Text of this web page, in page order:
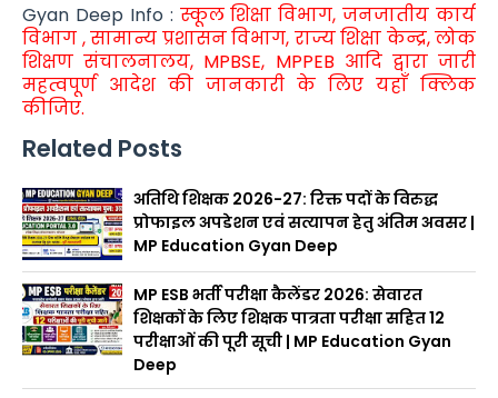
Gyan Deep Info : स्कूल शिक्षा विभाग, जनजातीय कार्य
विभाग , सामान्य प्रशासन विभाग, राज्य शिक्षा केन्द्र, लोक
शिक्षण संचालनालय, MPBSE, MPPEB आदि द्वारा जारी
महत्वपूर्ण आदेश की जानकारी के लिए यहाँ क्लिक
कीजिए.
Related Posts
अतिथि शिक्षक 2026-27: रिक्त पदों के विरुद्ध
प्रोफाइल अपडेशन एवं सत्यापन हेतु अंतिम अवसर |
MP Education Gyan Deep
MP ESB भर्ती परीक्षा कैलेंडर 2026: सेवारत
शिक्षकों के लिए शिक्षक पात्रता परीक्षा सहित 12
परीक्षाओं की पूरी सूची | MP Education Gyan
Deep